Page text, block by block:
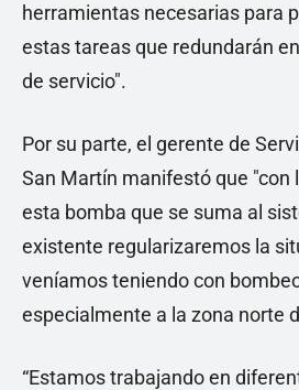
herramientas necesarias para
estas tareas que redundarán
de servicio".
Por su parte, el gerente de
San Martín manifestó que "con
esta bomba que se suma al
existente regularizaremos la
veníamos teniendo con
especialmente a la zona norte
“Estamos trabajando en